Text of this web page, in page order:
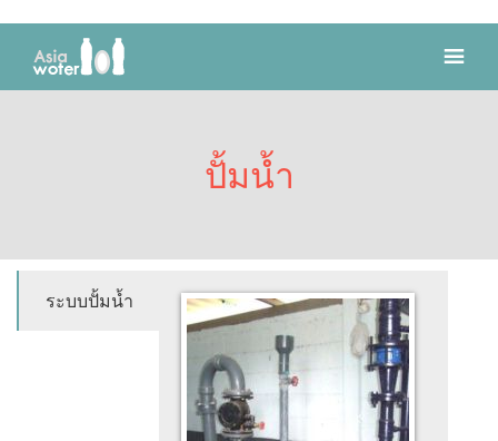
ปั้มน้ำ
ระบบปั้มน้ำ